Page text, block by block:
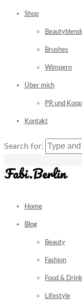
Shop
Brushes
Wimpern
Über mich
PR und
Kontakt
Search for:
Home
Blog
Beauty
Fashion
Food &
Lifestyle